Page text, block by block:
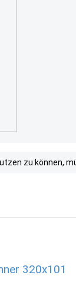
zu können,
320x101